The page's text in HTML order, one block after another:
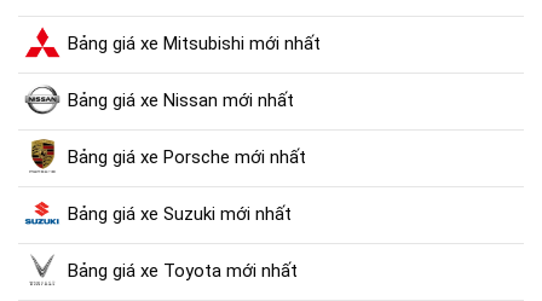
Bảng giá xe Mitsubishi mới nhất
Bảng giá xe Nissan mới nhất
Bảng giá xe Porsche mới nhất
Bảng giá xe Suzuki mới nhất
Bảng giá xe Toyota mới nhất